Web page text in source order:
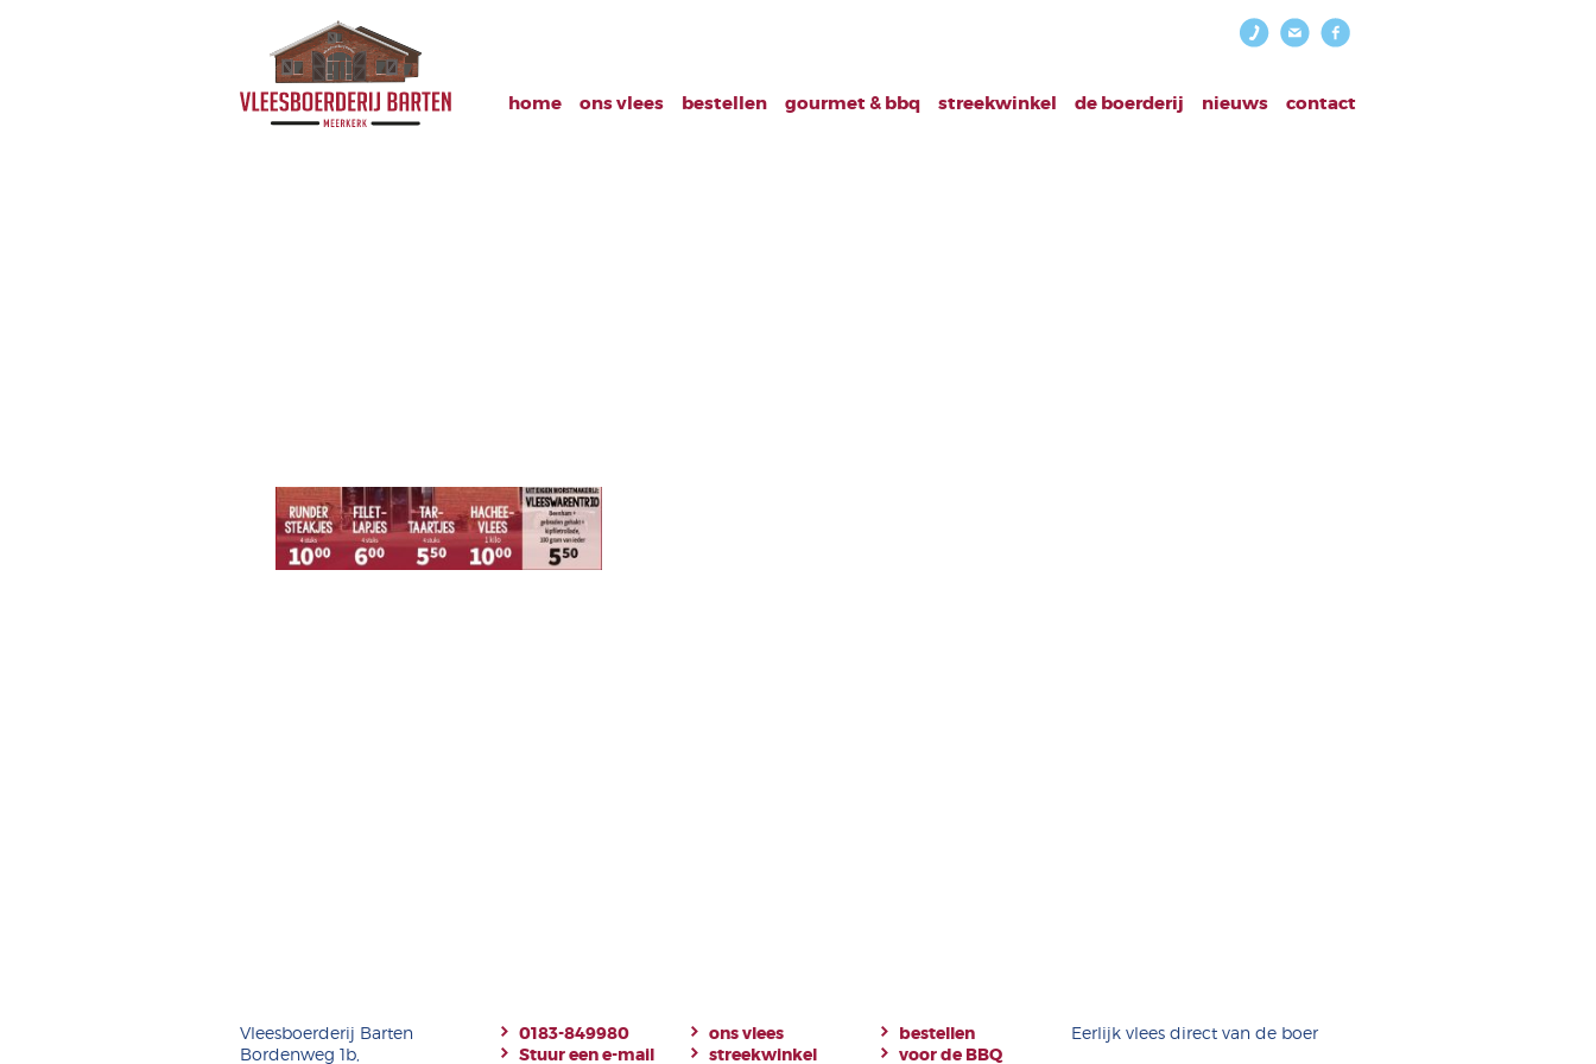
home ons vlees bestellen gourmet & bbq streekwinkel de boerderij nieuws contact
Vleesboerderij Barten
Bordenweg 1b,
0183-849980
Stuur een e-mail
ons vlees
streekwinkel
bestellen
voor de BBQ
Eerlijk vlees direct van de boer